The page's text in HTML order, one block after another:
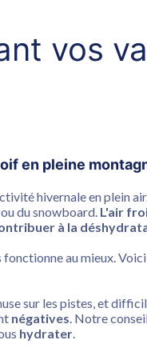
vos
en pleine
hivernale en plein
du snowboard. L'air
à la
au mieux.
sur les pistes, et
négatives. Notre
hydrater.